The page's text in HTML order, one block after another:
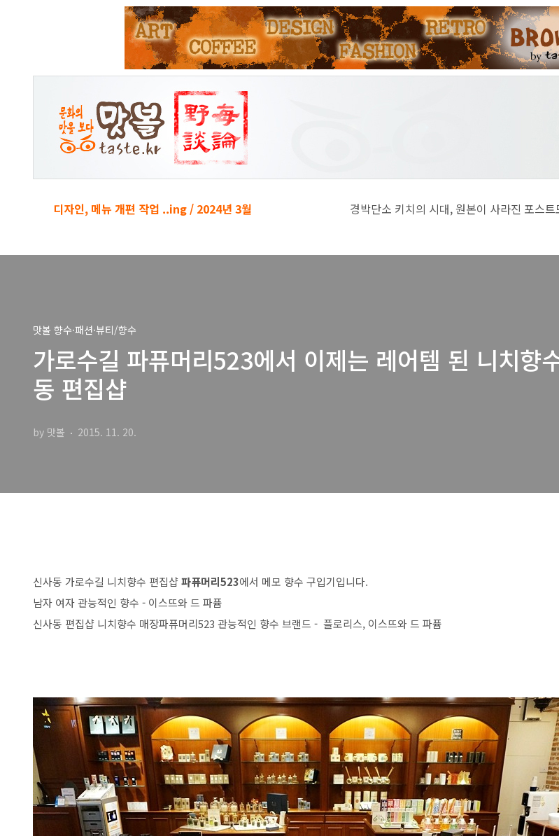
디자인, 메뉴 개편 작업 ..ing / 2024년 3월 경박단소 키치의 시대, 원본이 사라진 포스트모던의
맛볼 향수·패션·뷰티/향수
가로수길 파퓨머리523에서 이제는 레어템 된 니치
동 편집샵
by 맛볼 2015. 11. 20.
신사동 가로수길 니치향수 편집샵 파퓨머리523에서 메모 향수 구입기입니다.
남자 여자 관능적인 향수 - 이스뜨와 드 파퓸
신사동 편집샵 니치향수 매장파퓨머리523 관능적인 향수 브랜드 - 플로리스, 이스뜨와 드 파퓸